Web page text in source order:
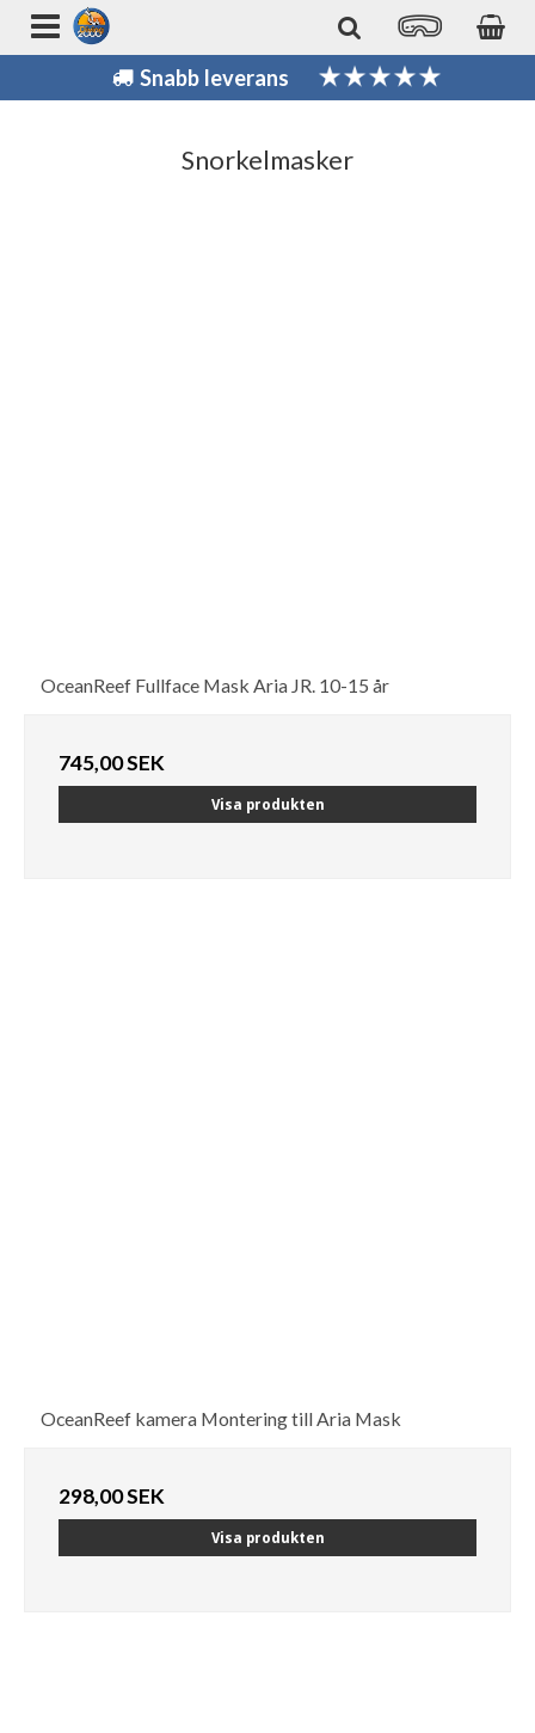
Snabb leverans
Snorkelmasker
OceanReef Fullface Mask Aria JR. 10-15 år
745,00 SEK
Visa produkten
OceanReef kamera Montering till Aria Mask
298,00 SEK
Visa produkten